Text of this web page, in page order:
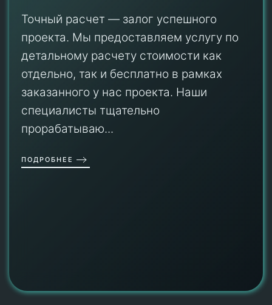
Точный расчет — залог успешного
проекта. Мы предоставляем услугу по
детальному расчету стоимости как
отдельно, так и бесплатно в рамках
заказанного у нас проекта. Наши
специалисты тщательно
прорабатываю...
ПОДРОБНЕЕ